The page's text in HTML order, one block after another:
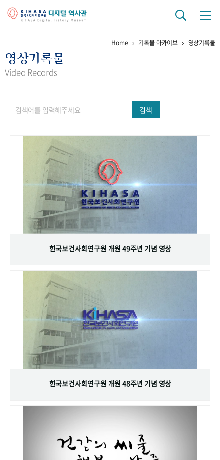
걸어온 길 기관 변천사
정책과 연구 키워드로 보는 연구 역사
연구자들
기록물 아카이브
사진 아카이브 문서 기록물 행정박물 영상 기록물
주년 기념
성과 50선 숫자로 보는 50년
VR 역사관
Home 기록물 아카이브 영상기록물
영상기록물
Video Records
검색
한국보건사회연구원 개원 49주년 기념 영상
한국보건사회연구원 개원 48주년 기념 영상